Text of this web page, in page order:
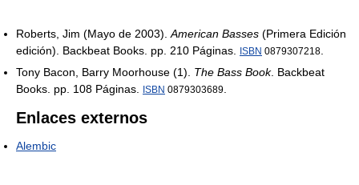
Roberts, Jim (Mayo de 2003). American Basses (Primera Edición
edición). Backbeat Books. pp. 210 Páginas.
ISBN 0879307218
Tony Bacon, Barry Moorhouse (1). The Bass Book. Backbeat
Books. pp. 108 Páginas.
ISBN 0879303689
Enlaces externos
Alembic